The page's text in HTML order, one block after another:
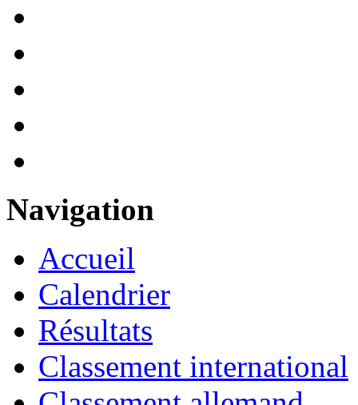
Navigation
Accueil
Calendrier
Résultats
Classement international